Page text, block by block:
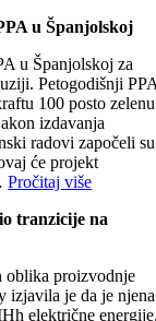
u Španjolskoj
u Španjolskoj za
Petogodišnji
100 posto zelenu
izdavanja
radovi započeli su
će projekt
Pročitaj više
tranzicije na
oblika proizvodnje
izjavila je da je njena
električne